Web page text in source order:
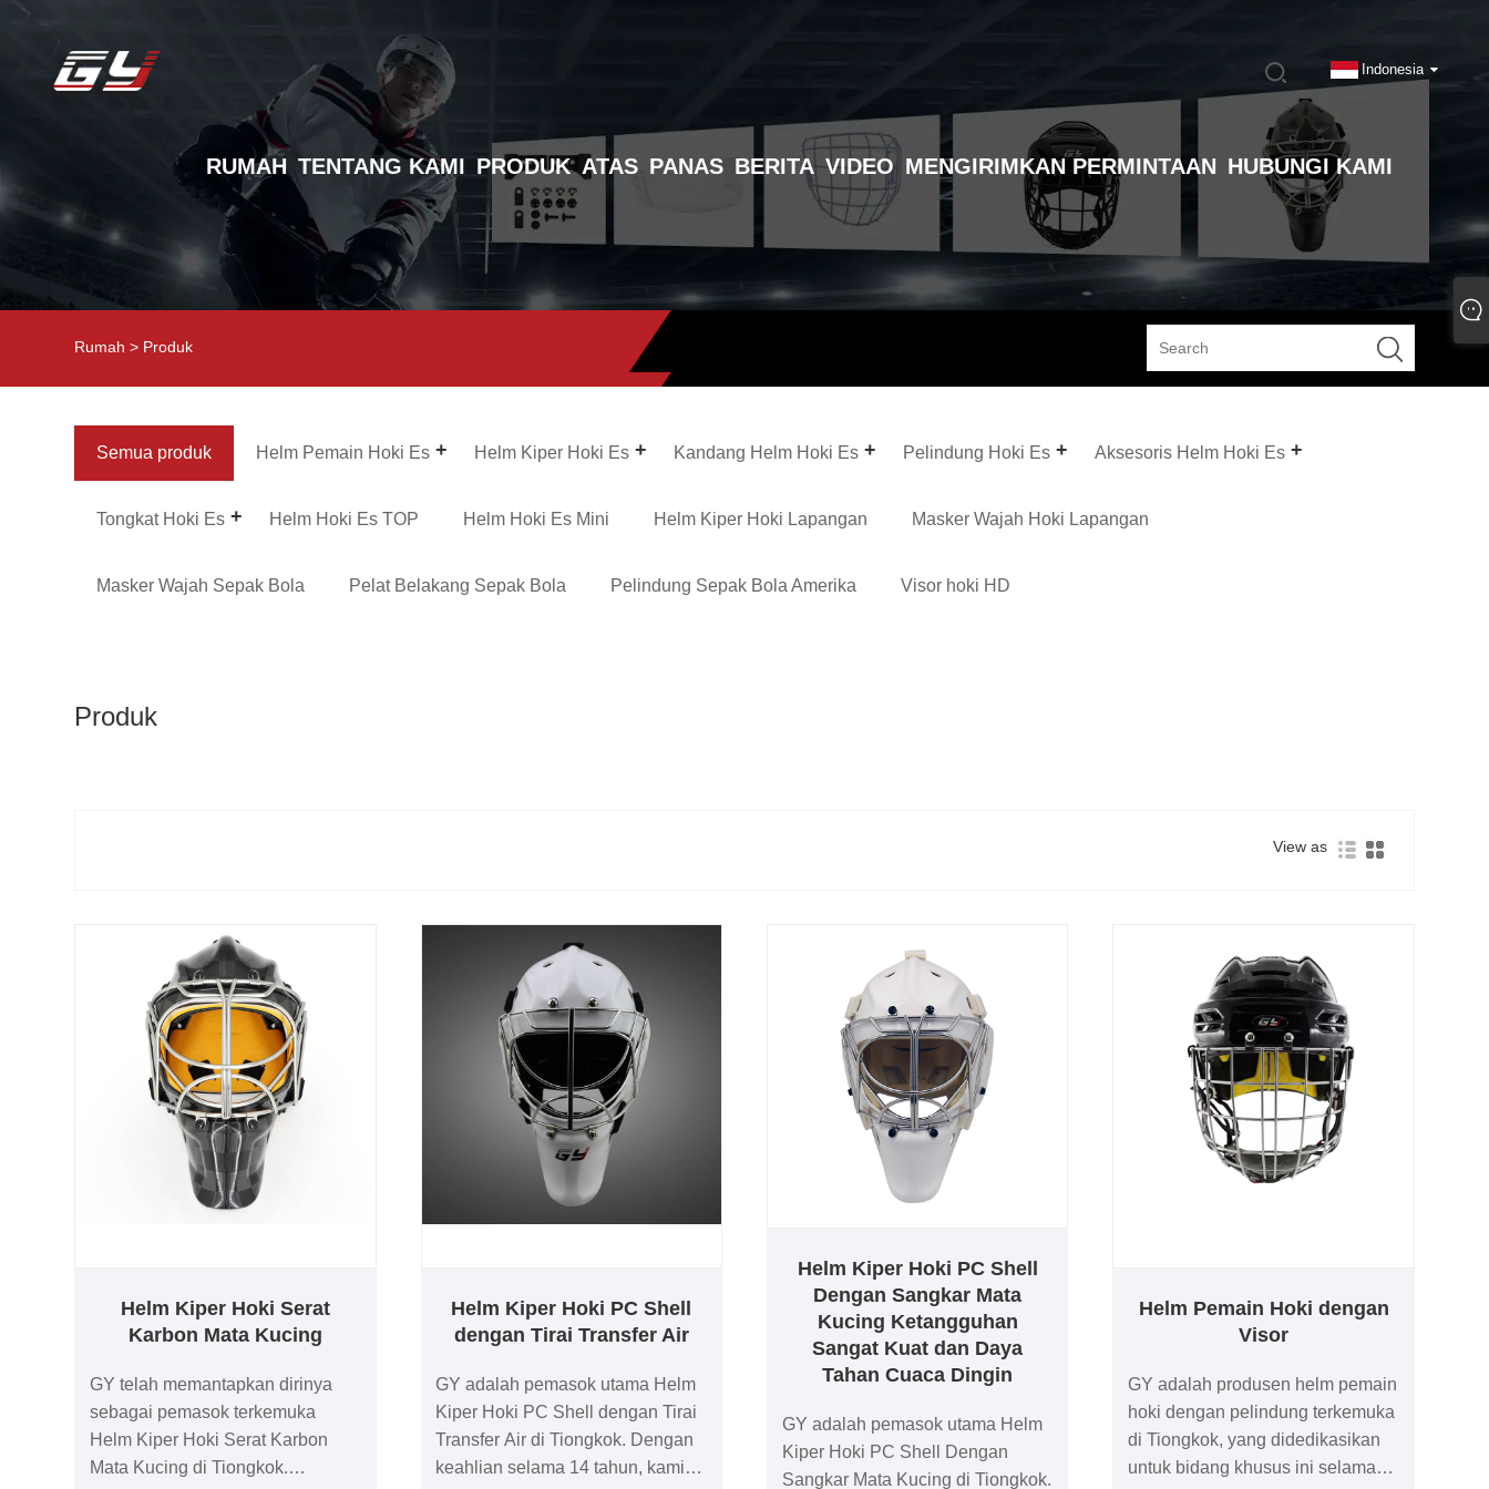
Indonesia
RUMAH TENTANG KAMI PRODUK ATAS PANAS BERITA VIDEO MENGIRIMKAN PERMINTAAN HUBUNGI KAMI
Rumah > Produk
Semua produk Helm Pemain Hoki Es Helm Kiper Hoki Es Kandang Helm Hoki Es Pelindung Hoki Es Aksesoris Helm Hoki Es
Tongkat Hoki Es Helm Hoki Es TOP Helm Hoki Es Mini Helm Kiper Hoki Lapangan Masker Wajah Hoki Lapangan
Masker Wajah Sepak Bola Pelat Belakang Sepak Bola Pelindung Sepak Bola Amerika Visor hoki HD
Produk
View as
Helm Kiper Hoki Serat
Karbon Mata Kucing
GY telah memantapkan dirinya
sebagai pemasok terkemuka
Helm Kiper Hoki Serat Karbon
Mata Kucing di Tiongkok.
Helm Kiper Hoki PC Shell
dengan Tirai Transfer Air
GY adalah pemasok utama Helm
Kiper Hoki PC Shell dengan Tirai
Transfer Air di Tiongkok. Dengan
keahlian selama 14 tahun, kami
Helm Kiper Hoki PC Shell
Dengan Sangkar Mata
Kucing Ketangguhan
Sangat Kuat dan Daya
Tahan Cuaca Dingin
GY adalah pemasok utama Helm
Kiper Hoki PC Shell Dengan
Sangkar Mata Kucing di Tiongkok.
Helm Pemain Hoki dengan
Visor
GY adalah produsen helm pemain
hoki dengan pelindung terkemuka
di Tiongkok, yang didedikasikan
untuk bidang khusus ini selama